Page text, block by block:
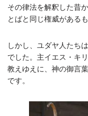
その律法を解釈した昔
とばと同じ権威がある
しかし、ユダヤ人たち
でした。主イエス・キ
教えゆえに、神の御言
です。